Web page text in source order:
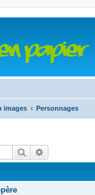
images Personnages
Rechercher